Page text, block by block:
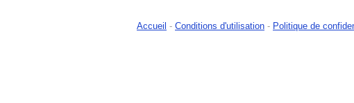
Accueil - Conditions d'utilisation - Politique de